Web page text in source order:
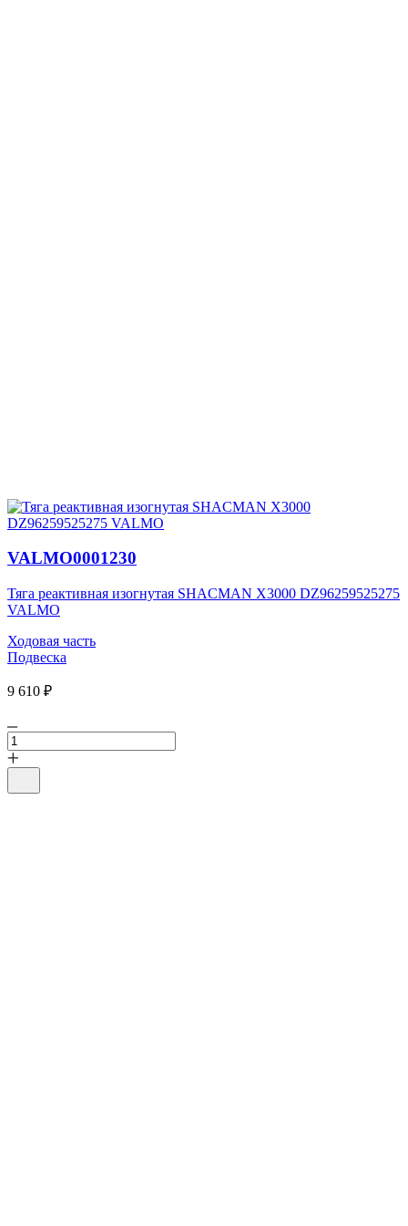
VALMO0001230
Тяга реактивная изогнутая SHACMAN X3000 DZ96259525275
VALMO
Ходовая часть
Подвеска
9 610 ₽